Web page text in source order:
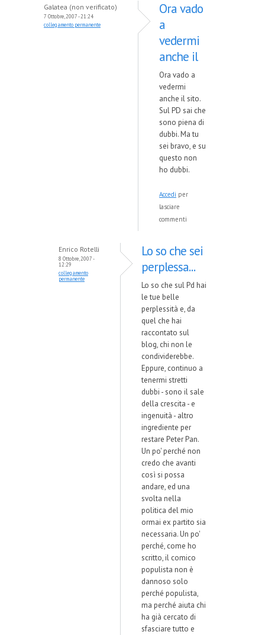
Galatea (non verificato)
7 Ottobre, 2007 - 21:24
collegamento permanente
Ora vado
a
vedermi
anche il
Ora vado a
vedermi
anche il sito.
Sul PD sai che
sono piena di
dubbi. Ma tu
sei bravo, e su
questo non
ho dubbi.
Accedi per
lasciare
commenti
Enrico Rotelli
8 Ottobre, 2007 -
12:29
collegamento
permanente
Lo so che sei
perplessa...
Lo so che sul Pd hai
le tue belle
perplessità e, da
quel che hai
raccontato sul
blog, chi non le
condividerebbe.
Eppure, continuo a
tenermi stretti
dubbi - sono il sale
della crescita - e
ingenuità - altro
ingrediente per
restare Peter Pan.
Un po' perché non
credo che avanti
così si possa
andare, ed una
svolta nella
politica del mio
ormai ex partito sia
necessaria. Un po'
perché, come ho
scritto, il comico
populista non è
dannoso solo
perché populista,
ma perché aiuta chi
ha già cercato di
sfasciare tutto e